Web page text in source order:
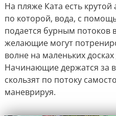
На пляже Ката есть крутой
по которой, вода, с
подается бурным потоков
желающие могут
волне на маленьких
Начинающие держатся за
скользят по потоку
маневрируя.